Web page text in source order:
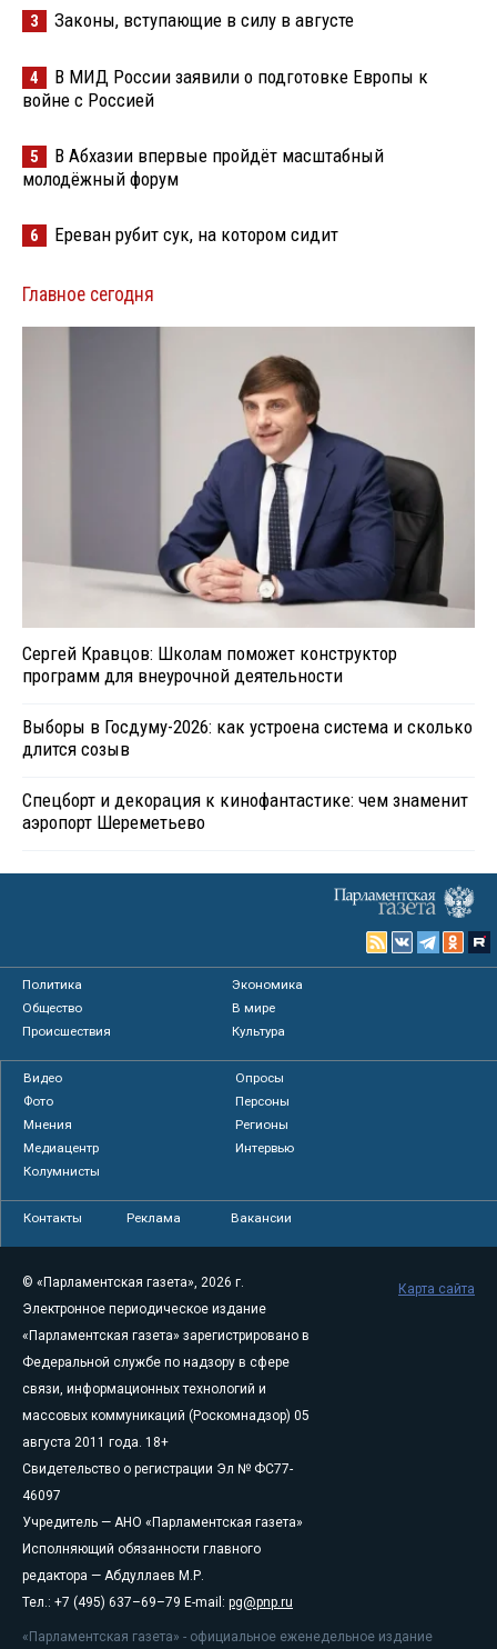
3 Законы, вступающие в силу в августе
4
В МИД России заявили о подготовке Европы к
войне с Россией
5
В Абхазии впервые пройдёт масштабный
молодёжный форум
6 Ереван рубит сук, на котором сидит
Главное сегодня
Сергей Кравцов: Школам поможет конструктор
программ для внеурочной деятельности
Выборы в Госдуму-2026: как устроена система и сколько
длится созыв
Спецборт и декорация к кинофантастике: чем знаменит
аэропорт Шереметьево
Политика
Экономика
Общество
В мире
Происшествия
Культура
Видео
Опросы
Фото
Персоны
Мнения
Регионы
Медиацентр
Интервью
Колумнисты
Контакты Реклама Вакансии
© «Парламентская газета», 2026 г.
Электронное периодическое издание
«Парламентская газета» зарегистрировано в
Федеральной службе по надзору в сфере
связи, информационных технологий и
массовых коммуникаций (Роскомнадзор) 05
августа 2011 года. 18+
Свидетельство о регистрации Эл № ФС77-
46097
Учредитель — АНО «Парламентская газета»
Исполняющий обязанности главного
редактора — Абдуллаев М.Р.
Тел.: +7 (495) 637–69–79 E-mail: pg@pnp.ru
«Парламентская газета» - официальное еженедельное издание
Карта сайта